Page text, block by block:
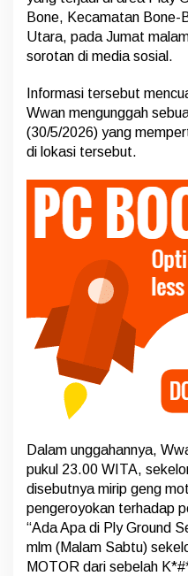
l
i
n
e
o
n
e
-
o
n
e
D
t
W
a
r
t
Bone, Kecamatan Bone-
Utara, pada Jumat
sorotan di media sosial.
Informasi tersebut
Wwan mengunggah
(30/5/2026) yang
di lokasi tersebut.
Dalam unggahannya,
pukul 23.00 WITA,
disebutnya mirip geng
pengeroyokan terhadap
“Ada Apa di Ply Ground
mlm (Malam Sabtu)
MOTOR dari sebelah